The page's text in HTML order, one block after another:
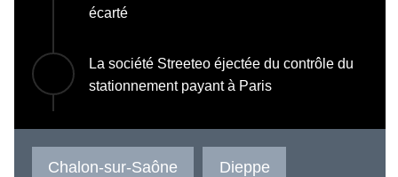
écarté
La société Streeteo éjectée du contrôle du
stationnement payant à Paris
Chalon-sur-Saône Dieppe